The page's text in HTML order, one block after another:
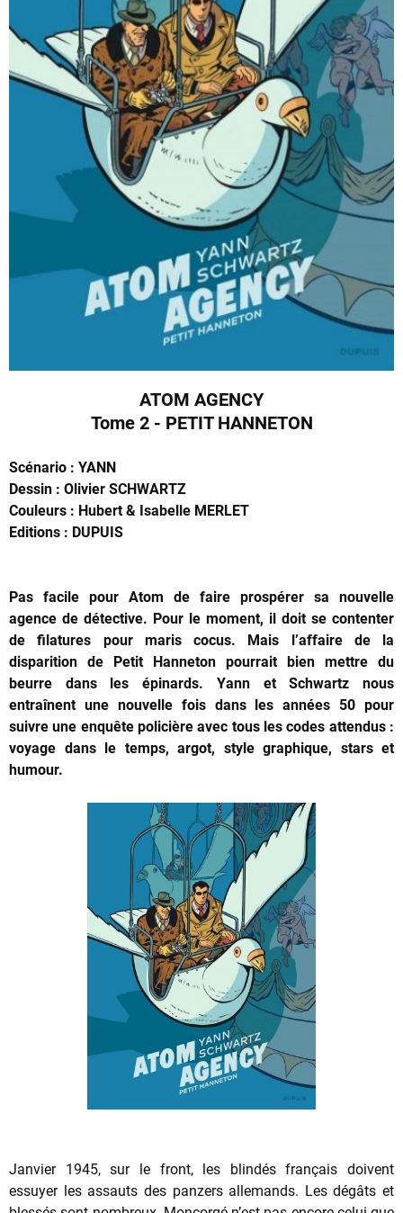
ATOM AGENCY
Tome 2 - PETIT HANNETON
Scénario : YANN
Dessin : Olivier SCHWARTZ
Couleurs : Hubert & Isabelle MERLET
Editions : DUPUIS
Pas facile pour Atom de faire prospérer sa nouvelle
agence de détective. Pour le moment, il doit se contenter
de filatures pour maris cocus. Mais l’affaire de la
disparition de Petit Hanneton pourrait bien mettre du
beurre dans les épinards. Yann et Schwartz nous
entraînent une nouvelle fois dans les années 50 pour
suivre une enquête policière avec tous les codes attendus :
voyage dans le temps, argot, style graphique, stars et
humour.
Janvier 1945, sur le front, les blindés français doivent
essuyer les assauts des panzers allemands. Les dégâts et